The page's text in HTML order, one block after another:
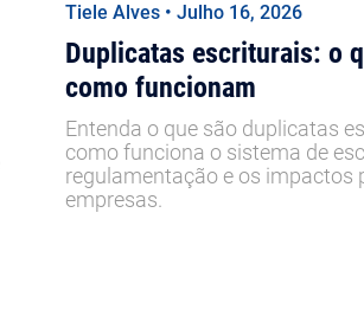
Tiele Alves • Julho 16, 2026
Duplicatas escriturais: o
como funcionam
Entenda o que são duplicatas
como funciona o sistema de
regulamentação e os impactos
empresas.